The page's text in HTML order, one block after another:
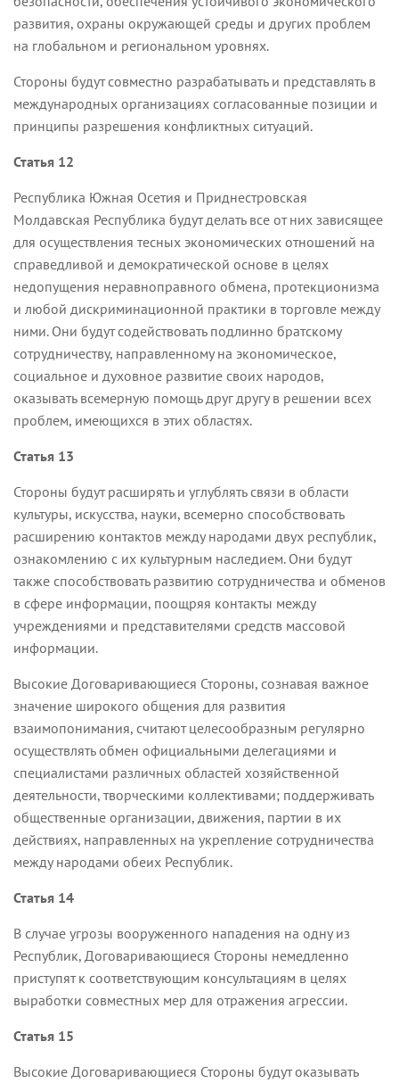
развития, охраны окружающей среды и других проблем
на глобальном и региональном уровнях.
Стороны будут совместно разрабатывать и представлять в
международных организациях согласованные позиции и
принципы разрешения конфликтных ситуаций.
Статья 12
Республика Южная Осетия и Приднестровская
Молдавская Республика будут делать все от них зависящее
для осуществления тесных экономических отношений на
справедливой и демократической основе в целях
недопущения неравноправного обмена, протекционизма
и любой дискриминационной практики в торговле между
ними. Они будут содействовать подлинно братскому
сотрудничеству, направленному на экономическое,
социальное и духовное развитие своих народов,
оказывать всемерную помощь друг другу в решении всех
проблем, имеющихся в этих областях.
Статья 13
Стороны будут расширять и углублять связи в области
культуры, искусства, науки, всемерно способствовать
расширению контактов между народами двух республик,
ознакомлению с их культурным наследием. Они будут
также способствовать развитию сотрудничества и обменов
в сфере информации, поощряя контакты между
учреждениями и представителями средств массовой
информации.
Высокие Договаривающиеся Стороны, сознавая важное
значение широкого общения для развития
взаимопонимания, считают целесообразным регулярно
осуществлять обмен официальными делегациями и
специалистами различных областей хозяйственной
деятельности, творческими коллективами; поддерживать
общественные организации, движения, партии в их
действиях, направленных на укрепление сотрудничества
между народами обеих Республик.
Статья 14
В случае угрозы вооруженного нападения на одну из
Республик, Договаривающиеся Стороны немедленно
приступят к соответствующим консультациям в целях
выработки совместных мер для отражения агрессии.
Статья 15
Высокие Договаривающиеся Стороны будут оказывать